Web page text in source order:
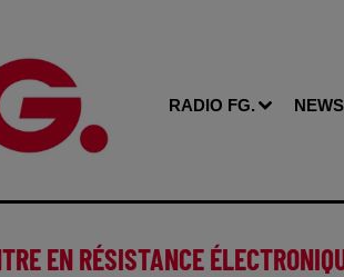
RADIO FG. NEWS
EN RÉSISTANCE